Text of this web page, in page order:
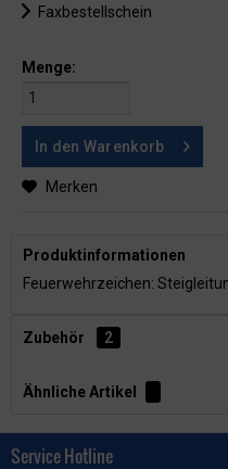
Faxbestellschein
Menge:
In den Warenkorb
Merken
Produktinformationen
Feuerwehrzeichen:
Zubehör 2
Ähnliche Artikel
Service Hotline